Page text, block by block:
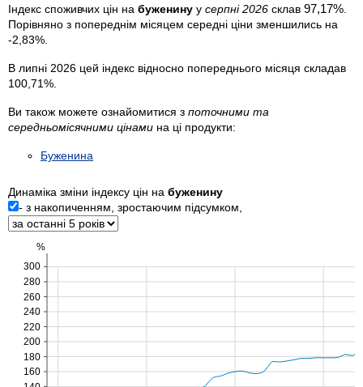
Індекс споживчих цін на буженину у серпні 2026 склав 97,17%
Порівняно з попереднім місяцем середні ціни зменшились на
-2,83%.
В липні 2026 цей індекс відносно попереднього місяця складав
100,71%.
Ви також можете ознайомитися з поточними та
середньомісячними цінами на ці продукти:
Буженина
Динаміка зміни індексу цін на буженину
- з накопиченням, зростаючим підсумком,